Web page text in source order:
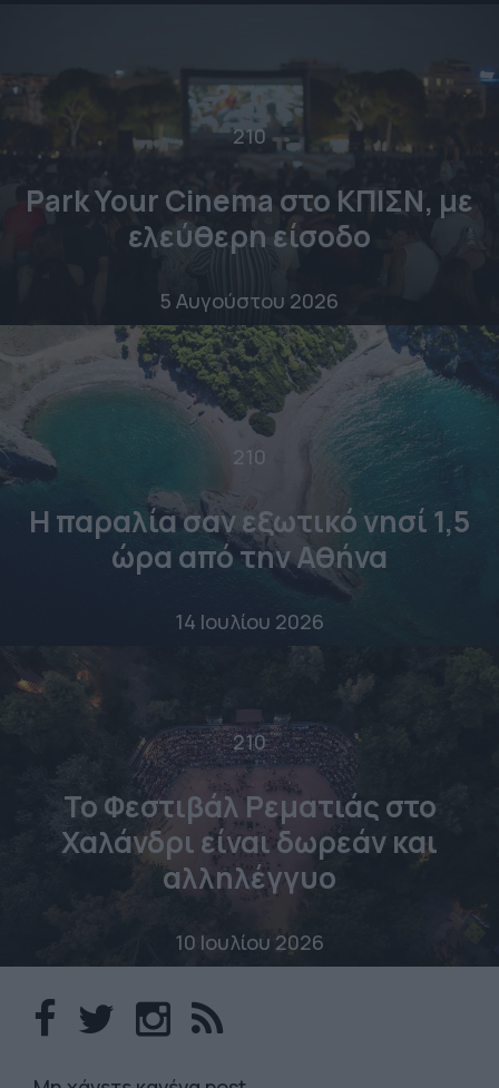
210
Park Your Cinema στο ΚΠΙΣΝ, με
ελεύθερη είσοδο
5 Αυγούστου 2026
210
Η παραλία σαν εξωτικό νησί 1,5
ώρα από την Αθήνα
14 Ιουλίου 2026
210
Το Φεστιβάλ Ρεματιάς στο
Χαλάνδρι είναι δωρεάν και
αλληλέγγυο
10 Ιουλίου 2026